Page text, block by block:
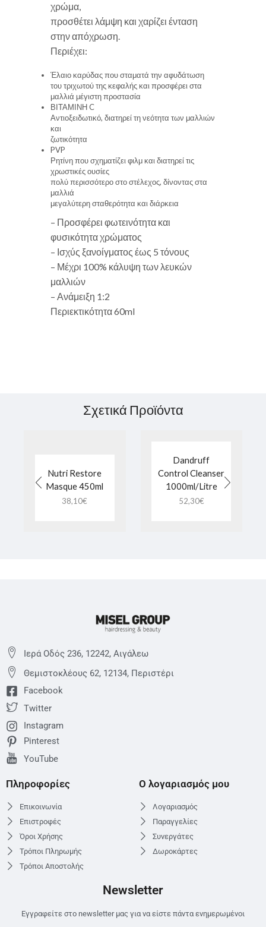
χρώμα,
προσθέτει λάμψη και χαρίζει ένταση
στην απόχρωση.
Περιέχει:
Έλαιο καρύδας που σταματά την αφυδάτωση
του τριχωτού της κεφαλής και προσφέρει στα
μαλλιά μέγιστη προστασία
ΒΙΤΑΜΙΝΗ C
Αντιοξειδωτικό, διατηρεί τη νεότητα των μαλλιών
και
ζωτικότητα
PVP
Ρητίνη που σχηματίζει φιλμ και διατηρεί τις
χρωστικές ουσίες
πολύ περισσότερο στο στέλεχος, δίνοντας στα
μαλλιά
μεγαλύτερη σταθερότητα και διάρκεια
– Προσφέρει φωτεινότητα και
φυσικότητα χρώματος
– Ισχύς ξανοίγματος έως 5 τόνους
– Μέχρι 100% κάλυψη των λευκών
μαλλιών
– Ανάμειξη 1:2
Περιεκτικότητα 60ml
Σχετικά Προϊόντα
Nutri Restore
Masque 450ml
38,10€
Dandruff
Control Cleanser
1000ml/Litre
52,30€
Ιερά Οδός 236, 12242, Αιγάλεω
Θεμιστoκλέους 62, 12134, Περιστέρι
Facebook
Twitter
Instagram
Pinterest
YouTube
Πληροφορίες
Επικοινωνία
Επιστροφές
Όροι Χρήσης
Τρόποι Πληρωμής
Τρόποι Αποστολής
Ο λογαριασμός μου
Λογαριασμός
Παραγγελίες
Συνεργάτες
Δωροκάρτες
Newsletter
Εγγραφείτε στο newsletter μας για να είστε πάντα ενημερωμένοι